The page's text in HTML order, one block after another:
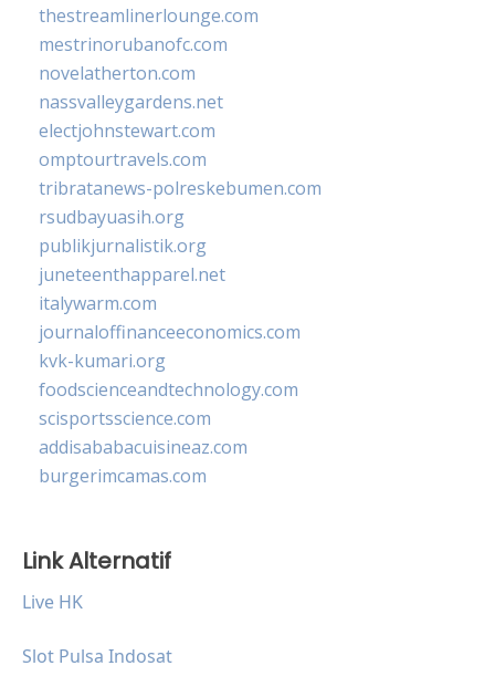
thestreamlinerlounge.com
mestrinorubanofc.com
novelatherton.com
nassvalleygardens.net
electjohnstewart.com
omptourtravels.com
tribratanews-polreskebumen.com
rsudbayuasih.org
publikjurnalistik.org
juneteenthapparel.net
italywarm.com
journaloffinanceeconomics.com
kvk-kumari.org
foodscienceandtechnology.com
scisportsscience.com
addisababacuisineaz.com
burgerimcamas.com
Link Alternatif
Live HK
Slot Pulsa Indosat